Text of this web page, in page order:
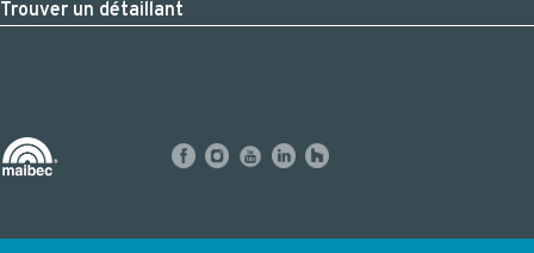
Trouver un détaillant